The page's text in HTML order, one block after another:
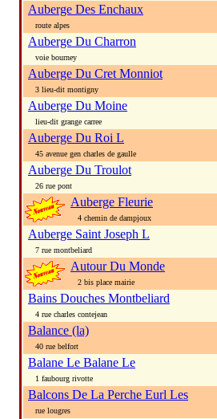
Auberge Des Enchaux
route alpes
Auberge Du Charron
voie bourney
Auberge Du Cret Monniot
3 lieu-dit montigny
Auberge Du Moine
lieu-dit grange carree
Auberge Du Roi L
45 avenue gen charles de gaulle
Auberge Du Troulot
26 rue pont
Auberge Fleurie
4 chemin de dampjoux
Auberge Saint Joseph L
7 rue montbeliard
Autour Du Monde
2 bis place mairie
Bains Douches Montbeliard
4 rue charles contejean
Balance (la)
40 rue belfort
Balane Le Balane Le
1 faubourg rivotte
Balcons De La Perche Eurl Les
rue lougres